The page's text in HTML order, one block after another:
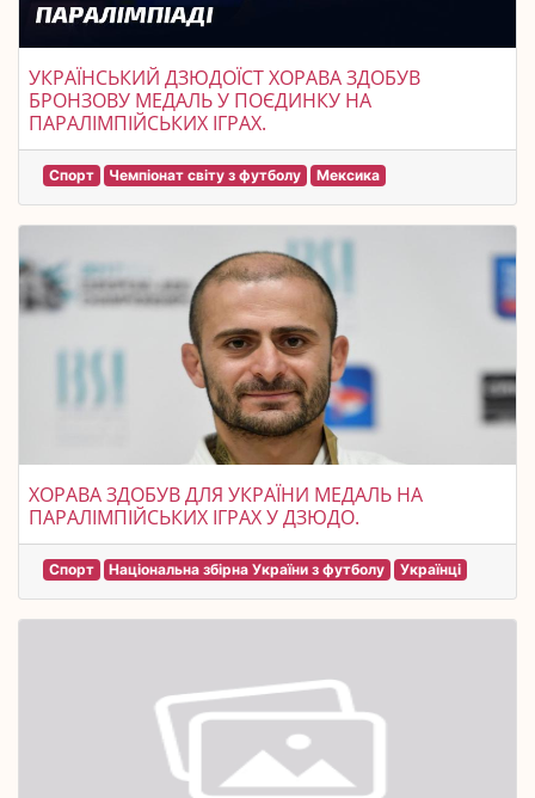
УКРАЇНСЬКИЙ ДЗЮДОЇСТ ХОРАВА ЗДОБУВ
БРОНЗОВУ МЕДАЛЬ У ПОЄДИНКУ НА
ПАРАЛІМПІЙСЬКИХ ІГРАХ.
Спорт Чемпіонат світу з футболу Мексика
ХОРАВА ЗДОБУВ ДЛЯ УКРАЇНИ МЕДАЛЬ НА
ПАРАЛІМПІЙСЬКИХ ІГРАХ У ДЗЮДО.
Спорт Національна збірна України з футболу Українці